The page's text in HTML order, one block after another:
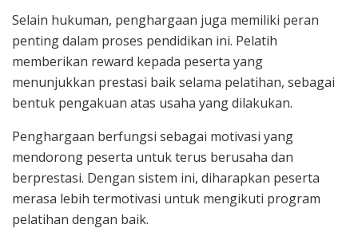
Selain hukuman, penghargaan juga memiliki peran
penting dalam proses pendidikan ini. Pelatih
memberikan reward kepada peserta yang
menunjukkan prestasi baik selama pelatihan, sebagai
bentuk pengakuan atas usaha yang dilakukan.
Penghargaan berfungsi sebagai motivasi yang
mendorong peserta untuk terus berusaha dan
berprestasi. Dengan sistem ini, diharapkan peserta
merasa lebih termotivasi untuk mengikuti program
pelatihan dengan baik.